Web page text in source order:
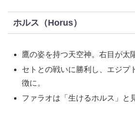
ホルス（Horus）
鷹の姿を持つ天空神。右目が太
セトとの戦いに勝利し、エジプ
徴に。
ファラオは「生けるホルス」と